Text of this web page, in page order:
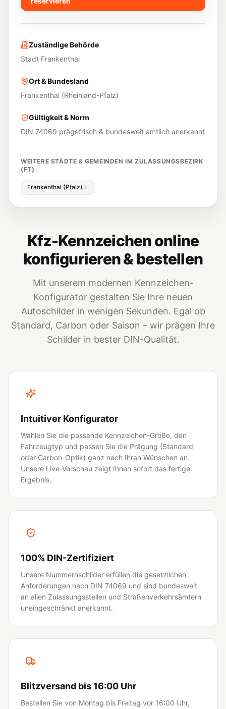
Zuständige Behörde
Stadt Frankenthal
Ort & Bundesland
Frankenthal (Rheinland-Pfalz)
Gültigkeit & Norm
DIN 74069 prägefrisch & bundesweit amtlich anerkannt
WEITERE STÄDTE & GEMEINDEN IM ZULASSUNGSBEZIRK
(FT)
Frankenthal (Pfalz)
Kfz-Kennzeichen online
konfigurieren & bestellen
Mit unserem modernen Kennzeichen-
Konfigurator gestalten Sie Ihre neuen
Autoschilder in wenigen Sekunden. Egal ob
Standard, Carbon oder Saison – wir prägen Ihre
Schilder in bester DIN-Qualität.
Intuitiver Konfigurator
Wählen Sie die passende Kennzeichen-Größe, den
Fahrzeugtyp und passen Sie die Prägung (Standard
oder Carbon-Optik) ganz nach Ihren Wünschen an.
Unsere Live-Vorschau zeigt Ihnen sofort das fertige
Ergebnis.
100% DIN-Zertifiziert
Unsere Nummernschilder erfüllen die gesetzlichen
Anforderungen nach DIN 74069 und sind bundesweit
an allen Zulassungsstellen und Straßenverkehrsämtern
uneingeschränkt anerkannt.
Blitzversand bis 16:00 Uhr
Bestellen Sie von Montag bis Freitag vor 16:00 Uhr,